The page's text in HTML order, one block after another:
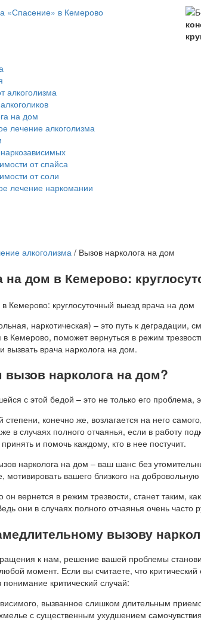
алкоголизма
на дом
лечение алкоголизма
от спайса
от соли
лечение наркомании
алкоголизма / Вызов нарколога на дом
на дом в Кемерово:
наркотическая) – это путь к деградации,
Кемерово, поможет вернуться в режим
вызвать врача нарколога на дом.
вызов нарколога на дом?
с этой бедой – это не только его
степени, конечно же, возлагается на него
в случаях полного отчаянья, если в работу
и помочь каждому, кто в нее постучит.
нарколога на дом – ваш шанс без
мотивировать вашего близкого на
он вернется в режим трезвости, станет таким,
они в случаях полного отчаянья очень часто
вызову
к нам, решение вашей проблемы
момент. Если вы считаете, что
критический случай:
вызванное слишком длительным
с существенным ухудшением